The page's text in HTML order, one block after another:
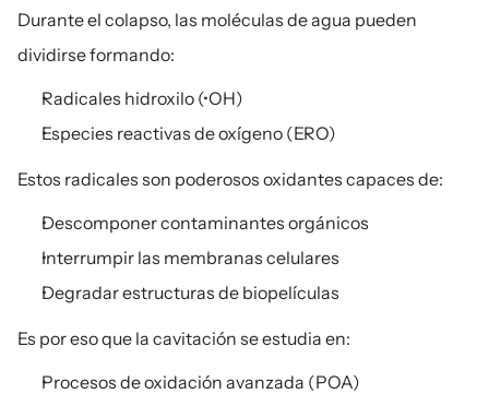
Durante el colapso, las moléculas de agua pueden
dividirse formando:
Radicales hidroxilo (•OH)
Especies reactivas de oxígeno (ERO)
Estos radicales son poderosos oxidantes capaces de:
Descomponer contaminantes orgánicos
Interrumpir las membranas celulares
Degradar estructuras de biopelículas
Es por eso que la cavitación se estudia en:
Procesos de oxidación avanzada (POA)